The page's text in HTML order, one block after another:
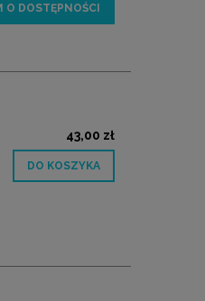
O DOSTĘPNOŚCI
43,00 zł
DO KOSZYKA